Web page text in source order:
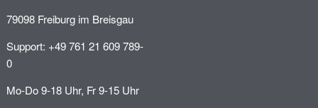
79098 Freiburg im Breisgau
Support: +49 761 21 609 789-
0
Mo-Do 9-18 Uhr, Fr 9-15 Uhr